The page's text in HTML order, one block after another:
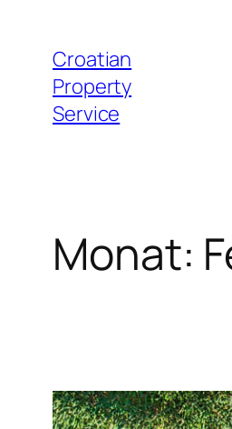
Inhalt
springen
Croatian
Property
Service
Monat: